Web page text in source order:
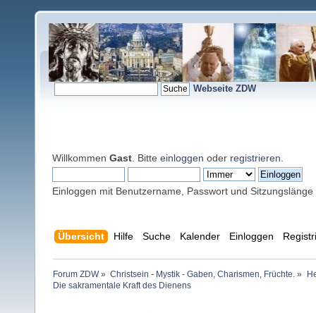
Webseite ZDW
Willkommen Gast . Bitte einloggen oder registrieren
Einloggen mit Benutzername, Passwort und Sitzungslänge
Übersicht Hilfe Suche Kalender Einloggen
Forum ZDW» Christsein - Mystik - Gaben, Charismen, Früchte. »
Die sakramentale Kraft des Dienens